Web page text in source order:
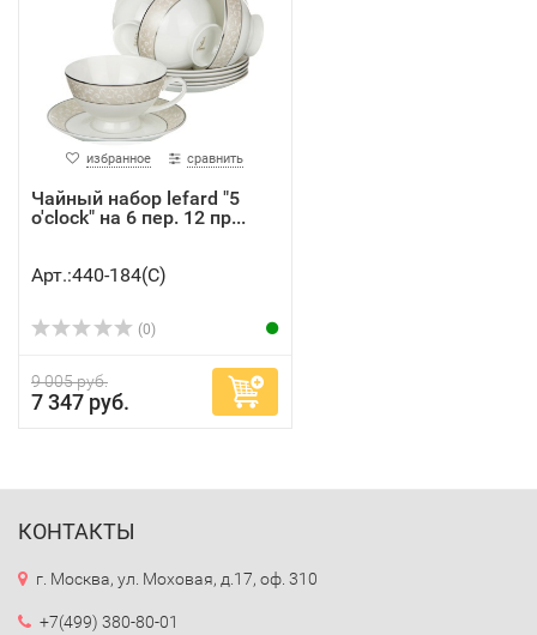
избранное сравнить
Чайный набор lefard "5
o'clock" на 6 пер. 12 пр...
Арт.:440-184(C)
(0)
9 005 руб.
7 347 руб.
КОНТАКТЫ
г. Москва, ул. Моховая, д.17, оф. 310
+7(499) 380-80-01